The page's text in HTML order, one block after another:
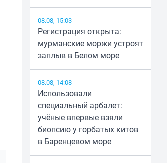
08.08, 15:03
Регистрация открыта:
мурманские моржи устроят
заплыв в Белом море
08.08, 14:08
Использовали
специальный арбалет:
учёные впервые взяли
биопсию у горбатых китов
в Баренцевом море